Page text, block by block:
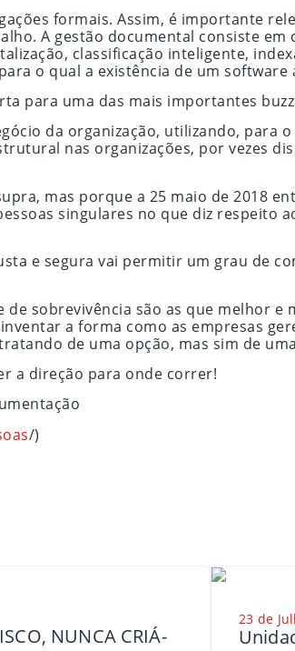
formais. Assim, é importante
A gestão documental consiste
classificação inteligente,
o qual a existência de um
para uma das mais importantes
da organização, utilizando, para
nas organizações, por vezes
mas porque a 25 maio de 2018
singulares no que diz
e segura vai permitir um grau de
sobrevivência são as que melhor e
a forma como as empresas
de uma opção, mas sim de
a direção para onde correr!
/)
NUNCA CRIÁ-
23 de